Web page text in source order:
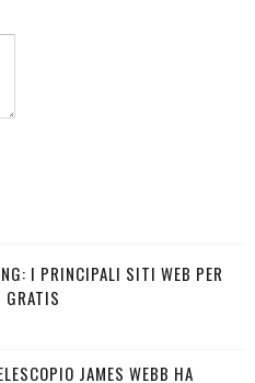
I PRINCIPALI SITI WEB PER
GRATIS
JAMES WEBB HA